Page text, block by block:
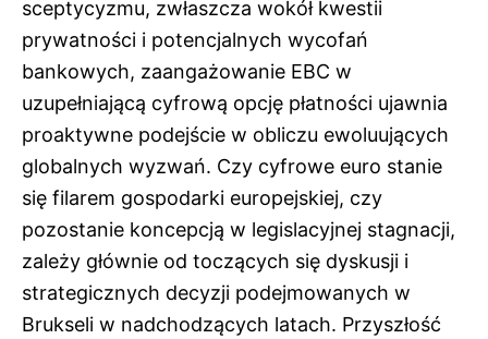
sceptycyzmu, zwłaszcza wokół kwestii
prywatności i potencjalnych wycofań
bankowych, zaangażowanie EBC w
uzupełniającą cyfrową opcję płatności ujawnia
proaktywne podejście w obliczu ewoluujących
globalnych wyzwań. Czy cyfrowe euro stanie
się filarem gospodarki europejskiej, czy
pozostanie koncepcją w legislacyjnej stagnacji,
zależy głównie od toczących się dyskusji i
strategicznych decyzji podejmowanych w
Brukseli w nadchodzących latach. Przyszłość